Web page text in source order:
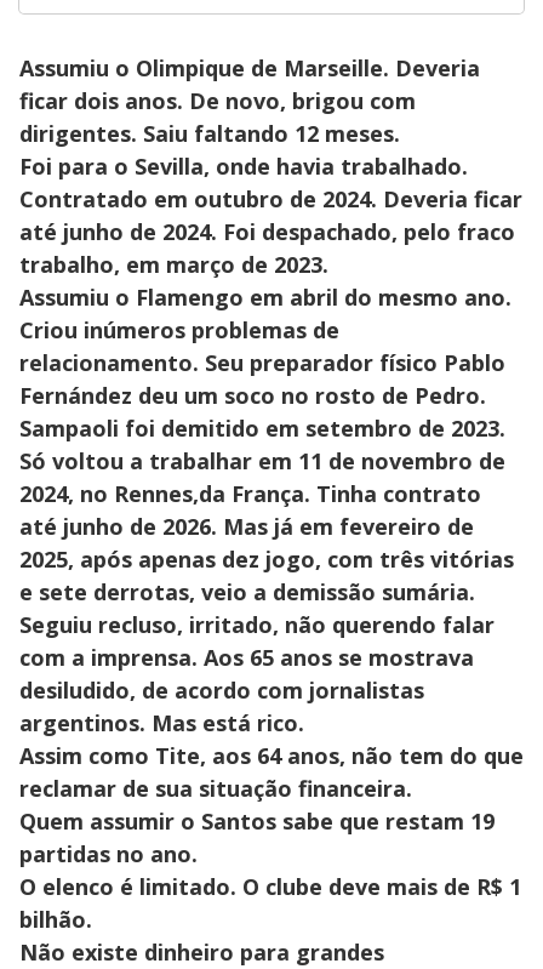
Assumiu o Olimpique de Marseille. Deveria
ficar dois anos. De novo, brigou com
dirigentes. Saiu faltando 12 meses.
Foi para o Sevilla, onde havia trabalhado.
Contratado em outubro de 2024. Deveria ficar
até junho de 2024. Foi despachado, pelo fraco
trabalho, em março de 2023.
Assumiu o Flamengo em abril do mesmo ano.
Criou inúmeros problemas de
relacionamento. Seu preparador físico Pablo
Fernández deu um soco no rosto de Pedro.
Sampaoli foi demitido em setembro de 2023.
Só voltou a trabalhar em 11 de novembro de
2024, no Rennes,da França. Tinha contrato
até junho de 2026. Mas já em fevereiro de
2025, após apenas dez jogo, com três vitórias
e sete derrotas, veio a demissão sumária.
Seguiu recluso, irritado, não querendo falar
com a imprensa. Aos 65 anos se mostrava
desiludido, de acordo com jornalistas
argentinos. Mas está rico.
Assim como Tite, aos 64 anos, não tem do que
reclamar de sua situação financeira.
Quem assumir o Santos sabe que restam 19
partidas no ano.
O elenco é limitado. O clube deve mais de R$ 1
bilhão.
Não existe dinheiro para grandes